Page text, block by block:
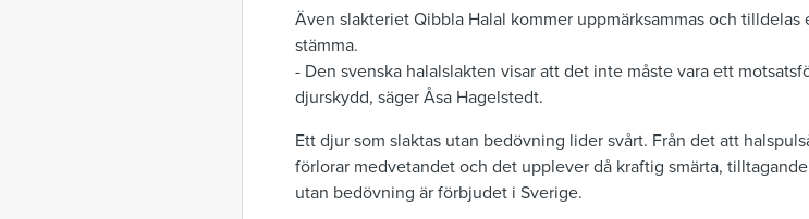
Även slakteriet Qibbla Halal kommer uppmärksammas och
stämma.
- Den svenska halalslakten visar att det inte måste vara ett
djurskydd, säger Åsa Hagelstedt.
Ett djur som slaktas utan bedövning lider svårt. Från det att
förlorar medvetandet och det upplever då kraftig smärta,
utan bedövning är förbjudet i Sverige.